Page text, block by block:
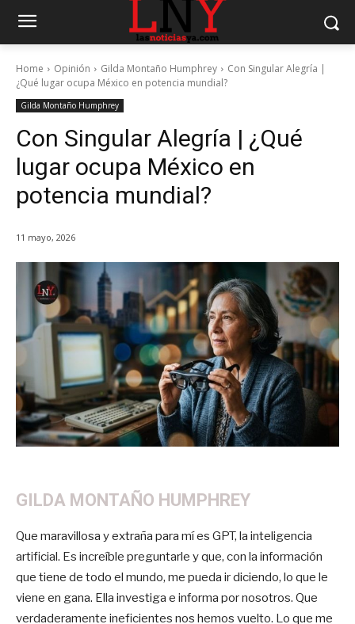
Home Opinión Gilda Montaño Humphrey
Con Singular Alegría |
¿Qué lugar ocupa México en potencia mundial?
Gilda Montaño Humphrey
Con Singular Alegría | ¿Qué
lugar ocupa México en
potencia mundial?
11 mayo, 2026
GILDA MONTAÑO HUMPHREY
Que maravillosa y extraña para mí es GPT, la inteligencia
artificial. Es increíble preguntarle y que, con la información
que tiene de todo el mundo, me pueda ir diciendo, lo que le
viene en gana. Ella investiga e informa por nosotros. Que
verdaderamente ineficientes nos hemos vuelto. Lo que me